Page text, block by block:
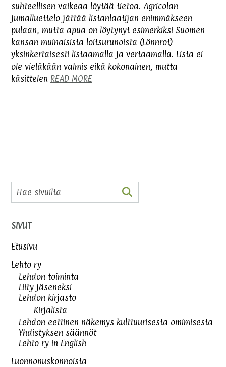
suhteellisen vaikeaa löytää tietoa. Agricolan
jumalluettelo jättää listanlaatijan enimmäkseen
pulaan, mutta apua on löytynyt esimerkiksi Suomen
kansan muinaisista loitsurunoista (Lönnrot)
yksinkertaisesti listaamalla ja vertaamalla. Lista ei
ole vieläkään valmis eikä kokonainen, mutta
käsittelen READ MORE
SIVUT
Etusivu
Lehto ry
Lehdon toiminta
Liity jäseneksi
Lehdon kirjasto
Kirjalista
Lehdon eettinen näkemys kulttuurisesta omimisesta
Yhdistyksen säännöt
Lehto ry in English
Luonnonuskonnoista